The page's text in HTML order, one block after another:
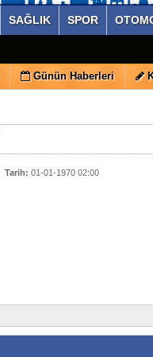
SAĞLIK SPOR
Günün Haberleri
Tarih: 01-01-1970 02:00